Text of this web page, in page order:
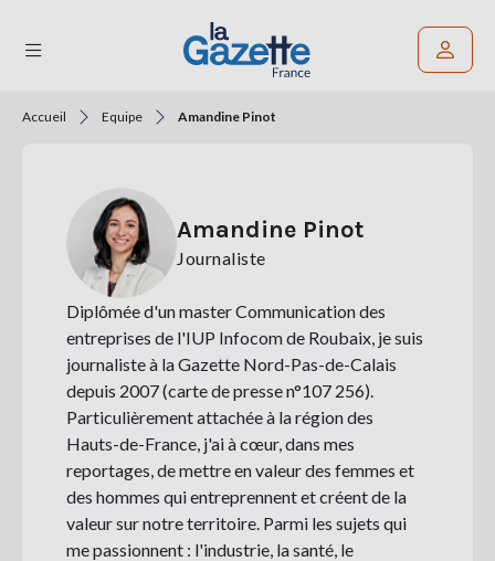
RÉGIONS
FORMATS
TENDANCES
SERVICES
GAZETTE
connecter
Accueil Equipe Amandine Pinot
Amandine Pinot
Journaliste
Diplômée d'un master Communication des
entreprises de l'IUP Infocom de Roubaix, je suis
journaliste à la Gazette Nord-Pas-de-Calais
depuis 2007 (carte de presse n°107 256).
Particulièrement attachée à la région des
Hauts-de-France, j'ai à cœur, dans mes
reportages, de mettre en valeur des femmes et
des hommes qui entreprennent et créent de la
valeur sur notre territoire. Parmi les sujets qui
me passionnent : l'industrie, la santé, le